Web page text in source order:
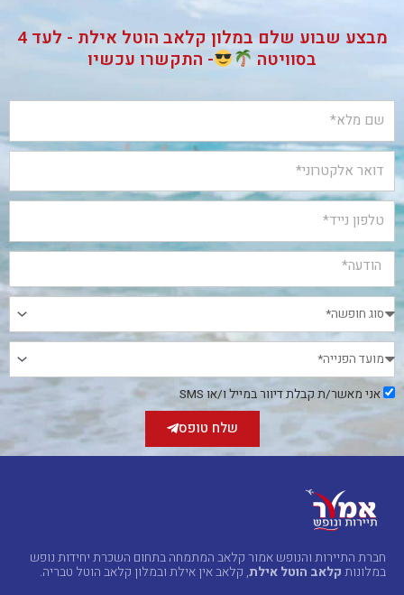
מבצע שבוע שלם במלון קלאב הוטל אילת - לעד 4
בסוויטה
- התקשרו עכשיו
אני
מאשר/ת
קבלת
אני מאשר/ת קבלת דיוור במייל ו/או SMS
שלח טופס
חברת התיירות והנופש אמור קלאב המתמחה בתחום השכרת יחידות נופש
במלונותקלאב הוטל אילת, קלאב אין אילת ובמלון קלאב הוטל טבריה.